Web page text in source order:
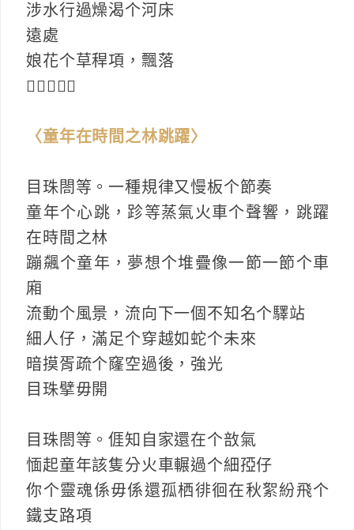
涉水行過燥渴个河床
遠處
娘花个草稈項，飄落
𥍉亮个清吟
〈童年在時間之林跳躍〉
目珠閤等。一種規律又慢板个節奏
童年个心跳，跈等蒸氣火車个聲響，跳躍
在時間之林
蹦飆个童年，夢想个堆疊像一節一節个車
廂
流動个風景，流向下一個不知名个驛站
細人仔，滿足个穿越如蛇个未來
暗摸胥疏个窿空過後，強光
目珠擘毋開
目珠閤等。𠊎知自家還在个敨氣
愐起童年該隻分火車輾過个細孲仔
你个靈魂係毋係還孤栖徘徊在秋絮紛飛个
鐵支路項